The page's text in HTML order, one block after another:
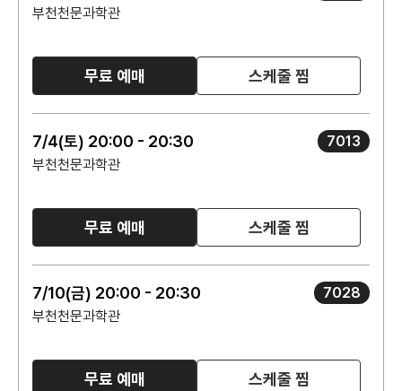
부천천문과학관
무료 예매 스케줄 찜
7/4(토) 20:00 - 20:30
7013
부천천문과학관
무료 예매 스케줄 찜
7/10(금) 20:00 - 20:30
7028
부천천문과학관
무료 예매 스케줄 찜